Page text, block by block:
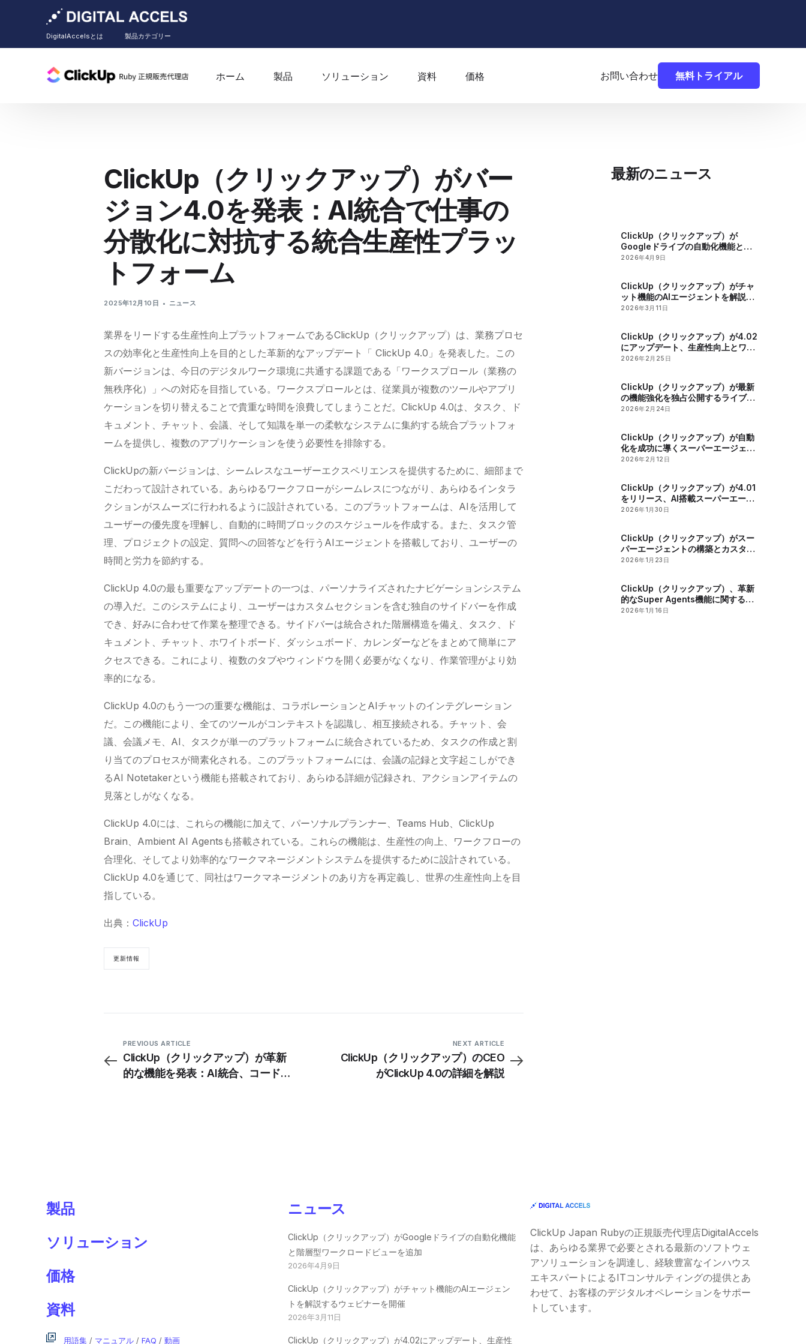
DigitalAccelsとは 製品カテゴリー
ホーム 製品 ソリューション 資料 価格 お問い合わせ 無料トライアル
ClickUp（クリックアップ）がバー
ジョン4.0を発表：AI統合で仕事の
分散化に対抗する統合生産性プラッ
トフォーム
2025年12月10日 ニュース
業界をリードする生産性向上プラットフォームであるClickUp（クリックアップ）は、業務プロセ
スの効率化と生産性向上を目的とした革新的なアップデート「ClickUp 4.0」を発表した。この
新バージョンは、今日のデジタルワーク環境に共通する課題である「ワークスプロール（業務の
無秩序化）」への対応を目指している。ワークスプロールとは、従業員が複数のツールやアプリ
ケーションを切り替えることで貴重な時間を浪費してしまうことだ。ClickUp 4.0は、タスク、ド
キュメント、チャット、会議、そして知識を単一の柔軟なシステムに集約する統合プラットフォ
ームを提供し、複数のアプリケーションを使う必要性を排除する。
ClickUpの新バージョンは、シームレスなユーザーエクスペリエンスを提供するために、細部まで
こだわって設計されている。あらゆるワークフローがシームレスにつながり、あらゆるインタラ
クションがスムーズに行われるように設計されている。このプラットフォームは、AIを活用して
ユーザーの優先度を理解し、自動的に時間ブロックのスケジュールを作成する。また、タスク管
理、プロジェクトの設定、質問への回答などを行うAIエージェントを搭載しており、ユーザーの
時間と労力を節約する。
ClickUp 4.0の最も重要なアップデートの一つは、パーソナライズされたナビゲーションシステム
の導入だ。このシステムにより、ユーザーはカスタムセクションを含む独自のサイドバーを作成
でき、好みに合わせて作業を整理できる。サイドバーは統合された階層構造を備え、タスク、ド
キュメント、チャット、ホワイトボード、ダッシュボード、カレンダーなどをまとめて簡単にア
クセスできる。これにより、複数のタブやウィンドウを開く必要がなくなり、作業管理がより効
率的になる。
ClickUp 4.0のもう一つの重要な機能は、コラボレーションとAIチャットのインテグレーション
だ。この機能により、全てのツールがコンテキストを認識し、相互接続される。チャット、会
議、会議メモ、AI、タスクが単一のプラットフォームに統合されているため、タスクの作成と割
り当てのプロセスが簡素化される。このプラットフォームには、会議の記録と文字起こしができ
るAI Notetakerという機能も搭載されており、あらゆる詳細が記録され、アクションアイテムの
見落としがなくなる。
ClickUp 4.0には、これらの機能に加えて、パーソナルプランナー、Teams Hub、ClickUp
Brain、Ambient AI Agentsも搭載されている。これらの機能は、生産性の向上、ワークフローの
合理化、そしてより効率的なワークマネージメントシステムを提供するために設計されている。
ClickUp 4.0を通じて、同社はワークマネージメントのあり方を再定義し、世界の生産性向上を目
指している。
出典：ClickUp
更新情報
PREVIOUS ARTICLE
ClickUp（クリックアップ）が革新
的な機能を発表：AI統合、コード生
NEXT ARTICLE
ClickUp（クリックアップ）のCEO
がClickUp 4.0の詳細を解説
最新のニュース
ClickUp（クリックアップ）が
Googleドライブの自動化機能と階
層型ワークロードビューを追加
2026年4月9日
ClickUp（クリックアップ）がチャ
ット機能のAIエージェントを解説す
るウェビナーを開催
2026年3月11日
ClickUp（クリックアップ）が4.02
にアップデート、生産性向上とワー
クフローの合理化を実現する最新機
2026年2月25日
ClickUp（クリックアップ）が最新
の機能強化を独占公開するライブイ
ベントを開催
2026年2月24日
ClickUp（クリックアップ）が自動
化を成功に導くスーパーエージェン
トワークフローの設計に関するバー
2026年2月12日
ClickUp（クリックアップ）が4.01
をリリース、AI搭載スーパーエージ
ェントでワークスペースの効率と生
2026年1月30日
ClickUp（クリックアップ）がスー
パーエージェントの構築とカスタマ
イズに関するインタラクティブなワ
2026年1月23日
ClickUp（クリックアップ）、革新
的なSuper Agents機能に関する交
流イベントを開催
2026年1月16日
製品
ソリューション
価格
資料
用語集 / マニュアル / FAQ / 動画
ニュース
ClickUp（クリックアップ）がGoogleドライブの自動化機能
と階層型ワークロードビューを追加
2026年4月9日
ClickUp（クリックアップ）がチャット機能のAIエージェン
トを解説するウェビナーを開催
2026年3月11日
ClickUp（クリックアップ）が4.02にアップデート、生産性
ClickUp Japan Rubyの正規販売代理店DigitalAccels
は、あらゆる業界で必要とされる最新のソフトウェ
アソリューションを調達し、経験豊富なインハウス
エキスパートによるITコンサルティングの提供とあ
わせて、お客様のデジタルオペレーションをサポー
トしています。